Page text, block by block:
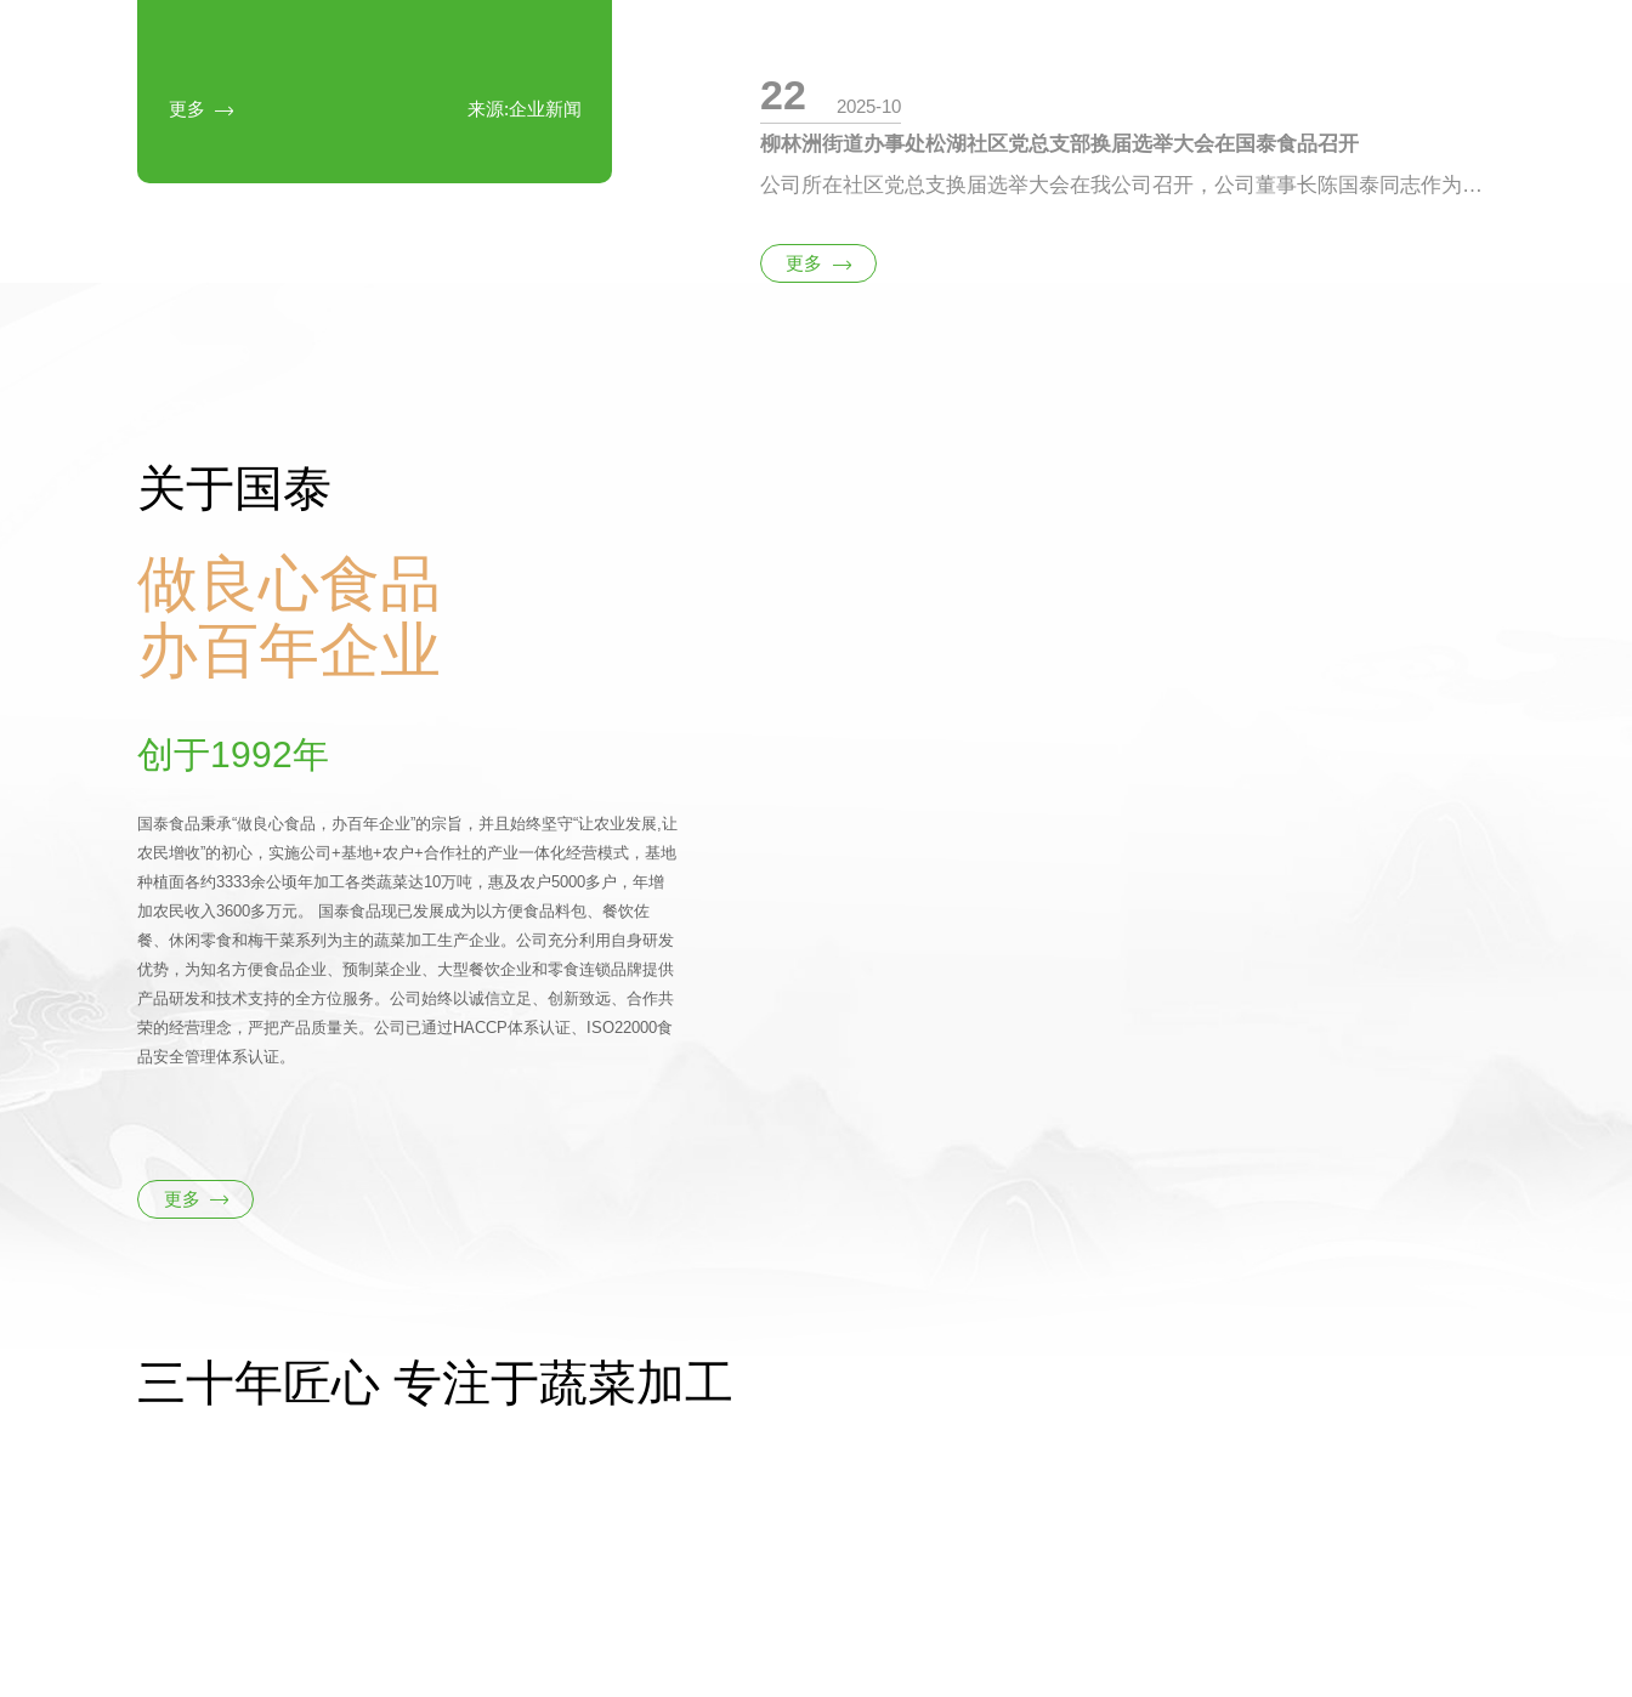
更多  来源:企业新闻 22 2025-10
柳林洲街道办事处松湖社区党总支部换届选举大会在国泰食品召开
公司所在社区党总支换届选举大会在我公司召开，公司董事长陈国泰同志作为社区第一党支部书记做了重要讲话，他对新一届党总支和全体党员提出了三点意见：一是要以科学发展观为指导，全面加强和改进党的作风建设;二是要以创先争优活动为契机，不断发挥基层党组织的政治核心作用和党支部的战斗堡垒作用;三是要坚持以发展经济为
更多 
关于国泰
做良心食品
办百年企业
创于1992年
国泰食品秉承“做良心食品，办百年企业”的宗旨，并且始终坚守“让农业发展,让
农民增收”的初心，实施公司+基地+农户+合作社的产业一体化经营模式，基地
种植面各约3333余公顷年加工各类蔬菜达10万吨，惠及农户5000多户，年增
加农民收入3600多万元。 国泰食品现已发展成为以方便食品料包、餐饮佐
餐、休闲零食和梅干菜系列为主的蔬菜加工生产企业。公司充分利用自身研发
优势，为知名方便食品企业、预制菜企业、大型餐饮企业和零食连锁品牌提供
产品研发和技术支持的全方位服务。公司始终以诚信立足、创新致远、合作共
荣的经营理念，严把产品质量关。公司已通过HACCP体系认证、ISO22000食
品安全管理体系认证。
更多 
三十年匠心 专注于蔬菜加工